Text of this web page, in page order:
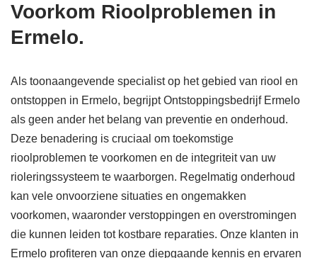
Voorkom Rioolproblemen in
Ermelo.
Als toonaangevende specialist op het gebied van riool en
ontstoppen in Ermelo, begrijpt Ontstoppingsbedrijf Ermelo
als geen ander het belang van preventie en onderhoud.
Deze benadering is cruciaal om toekomstige
rioolproblemen te voorkomen en de integriteit van uw
rioleringssysteem te waarborgen. Regelmatig onderhoud
kan vele onvoorziene situaties en ongemakken
voorkomen, waaronder verstoppingen en overstromingen
die kunnen leiden tot kostbare reparaties. Onze klanten in
Ermelo profiteren van onze diepgaande kennis en ervaren